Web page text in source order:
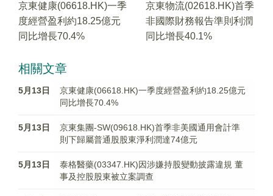
京東健康(06618.HK)一季
度經營盈利約18.25億元
同比增長70.4%
京東物流(02618.HK)首季
非國際財務報告準則利潤
同比增長40.1%
相關文章
5月13日
京東健康(06618.HK)一季度經營盈利約18.25億元
同比增長70.4%
5月13日
京東集團-SW(09618.HK)首季非美國通用會計準
則下歸屬普通股股東淨利潤達74億元
5月13日
泰格醫藥(03347.HK)​因涉嫌持股變動披露違規 董
事及控股股東被立案調查